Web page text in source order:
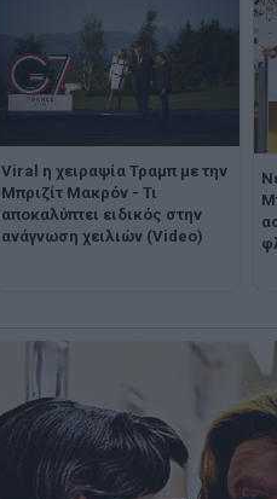
Viral η χειραψία Τραμπ με την
Μπριζίτ Μακρόν - Τι
αποκαλύπτει ειδικός στην
ανάγνωση χειλιών (Video)